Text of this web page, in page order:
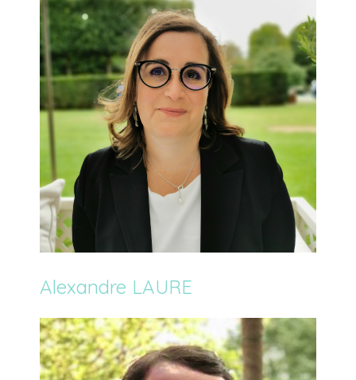
Alexandre LAURE